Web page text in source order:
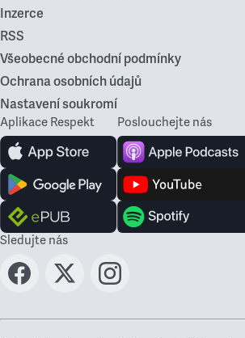
Inzerce
RSS
Všeobecné obchodní podmínky
Ochrana osobních údajů
Nastavení soukromí
Aplikace Respekt Poslouchejte nás
Sledujte nás